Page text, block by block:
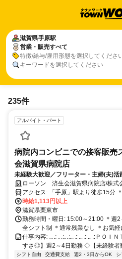
滋賀県手原駅
営業・販売すべて
特徴/給与/雇用形態を選択してくださ
キーワードを選択してください
235件
アルバイト・パート
病院内コンビニでの接客販
会滋賀県病院店
未経験大歓迎／フリーター・主婦(夫)
／ブランクOK
ローソン 済生会滋賀県病院店/株式
アクセス: 「手原」駅より徒歩
時給1,113円以上
滋賀県栗東市
勤務時間・曜日: 15:00～21:00 ＊週
全シフト制 ＊通常残業なし ＊お気軽
仕事内容: .｡.: ｡.:｡.:.｡.: .｡.: .｡.:ＰＯＩ
すさ◎】週2～4日勤務 ◇【未経験者
シフト自由 交通費支給 週2・3日からOK シ